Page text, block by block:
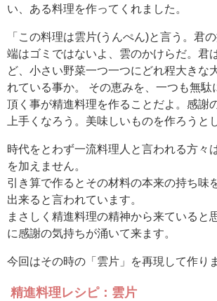
い、ある料理を作ってくれました。
「この料理は雲片(うんぺん)と言う。君
端はゴミではないよ、雲のかけらだ。君
ど、小さい野菜一つ一つにどれ程大きな
れている事か。 その恵みを、一つも無駄
頂く事が精進料理を作ることだよ。感謝
上手くなろう。美味しいものを作ろうと
時代をとわず一流料理人と言われる方々
を加えません。
引き算で作るとその材料の本来の持ち味
出来ると言われています。
まさしく精進料理の精神から来ていると
に感謝の気持ちが涌いて来ます。
今回はその時の「雲片」を再現して作り
精進料理レシピ：雲片